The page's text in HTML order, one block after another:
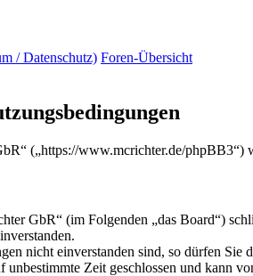
/ Datenschutz) Foren-Übersicht
(„https://www.mcrichter.de/phpBB3“)
GbR“ (im Folgenden „das Board“)
nicht einverstanden sind, so dürfen
Zeit geschlossen und kann